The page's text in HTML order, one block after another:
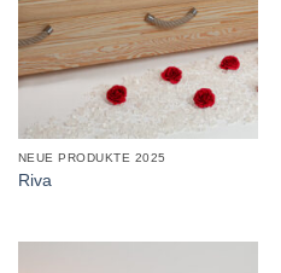
NEUE PRODUKTE 2025
Riva